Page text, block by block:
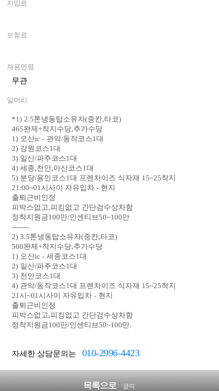
지입료
보험료
채용연령
무관
일머리
*1) 2.5톤냉동탑소유자(중칸,타코)
465완제+착지수당,추가수당
1) 오산ic - 관악/동작코스1대
2) 강원코스1대
3) 일산/파주코스1대
4) 세종,천안,아산코스1대
5) 분당/용인코스1대 프렌차이즈 식자재 15~25착지
21:00~01시사이 자유입차 - 현지
출퇴근비인정
피박스없고,피킹없고 간단검수상차함
정착지원금100만/인센티브50~100만
-------
2) 3.5톤냉동탑소유자(중칸,타코)
500완제+착지수당,추가수당
1) 오산ic - 세종코스1대
2) 일산/파주코스1대
3) 천안코스1대
4) 관악/동작코스1대 프렌차이즈 식자재 15~25착지
21시~01시사이 자유입차 - 현지
출퇴근비인정
피박스없고,피킹없고 간단검수상차함
정착지원금100만/인센티브50~100만.
자세한 상담문의는 010-2996-4423
목록으로 `클릭`